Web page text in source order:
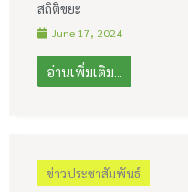
สถิติขยะ
June 17, 2024
อ่านเพิ่มเติม...
ข่าวประชาสัมพันธ์